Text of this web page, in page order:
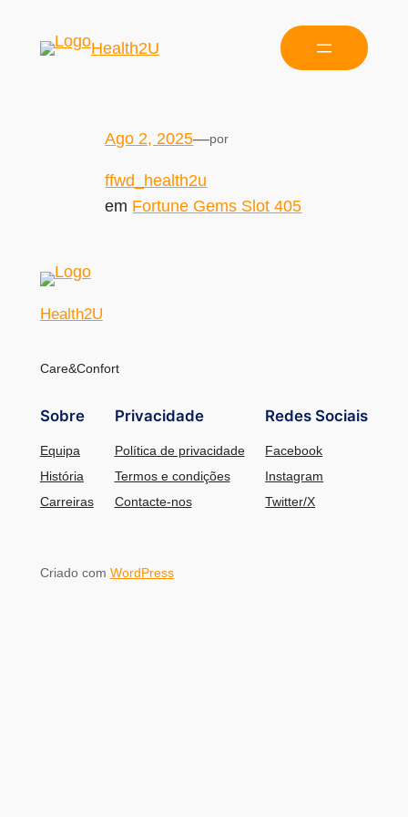
Health2U
Ago 2, 2025—por
ffwd_health2u
em Fortune Gems Slot 405
Health2U
Care&Confort
Sobre
Equipa
História
Carreiras
Privacidade
Política de privacidade
Termos e condições
Contacte-nos
Redes Sociais
Facebook
Instagram
Twitter/X
Criado com WordPress